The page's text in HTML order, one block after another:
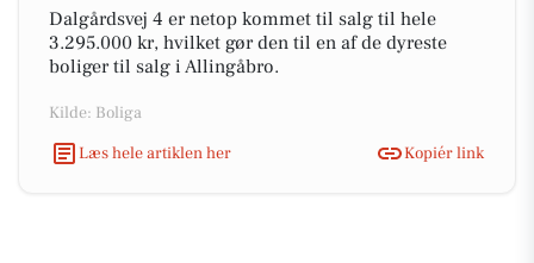
Dalgårdsvej 4 er netop kommet til salg til hele
3.295.000 kr, hvilket gør den til en af de dyreste
boliger til salg i Allingåbro.
Kilde: Boliga
Læs hele artiklen her
Kopiér link